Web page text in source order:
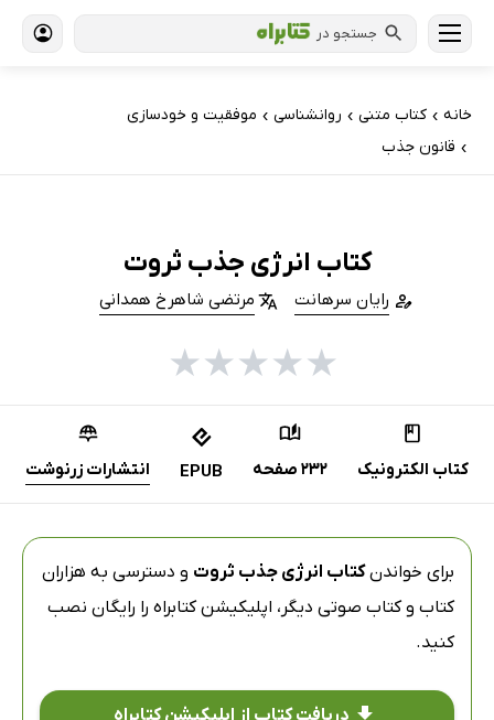
جستجو در
خانه › کتاب‌ متنی › روانشناسی › موفقیت و خودسازی
› قانون جذب
کتاب انرژی جذب ثروت
رایان سرهانت مرتضی شاهرخ همدانی
★
★
★
★
★
کتاب الکترونیک 232 صفحه EPUB انتشارات زرنوشت
برای خواندنکتاب انرژی جذب ثروت و دسترسی به هزاران
کتاب و کتاب صوتی دیگر، اپلیکیشن کتابراه را رایگان نصب
کنید.
دریافت کتاب از اپلیکیشن کتابراه